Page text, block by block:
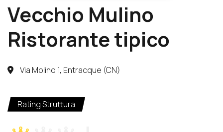
Vecchio Mulino
Ristorante tipico
Via Molino 1, Entracque (CN)
Rating Struttura